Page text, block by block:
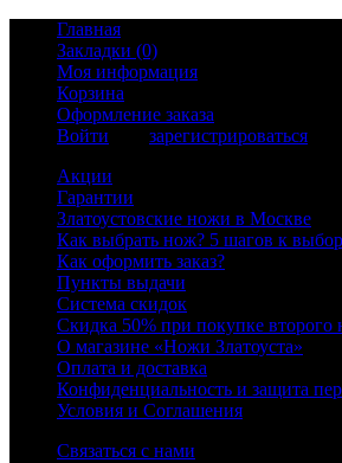
Главная
Закладки (0)
Моя информация
Корзина
Оформление заказа
Войти
зарегистрироваться
Акции
Гарантии
Златоустовские ножи в Москве
Как выбрать нож? 5 шагов к
Как оформить заказ?
Пункты выдачи
Система скидок
Скидка 50% при покупке второго
О магазине «Ножи Златоуста»
Оплата и доставка
Конфиденциальность и защита
Условия и Соглашения
Связаться с нами